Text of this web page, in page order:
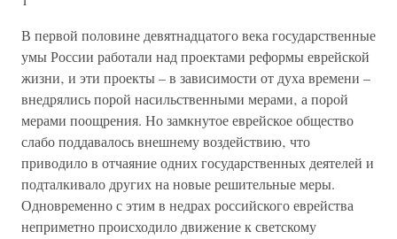
В первой половине девятнадцатого века государственные
умы России работали над проектами реформы еврейской
жизни‚ и эти проекты – в зависимости от духа времени –
внедрялись порой насильственными мерами‚ а порой
мерами поощрения. Но замкнутое еврейское общество
слабо поддавалось внешнему воздействию‚ что
приводило в отчаяние одних государственных деятелей и
подталкивало других на новые решительные меры.
Одновременно с этим в недрах российского еврейства
неприметно происходило движение к светскому